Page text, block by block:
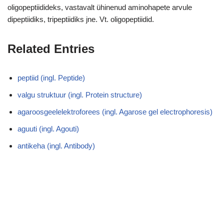
oligopeptiidideks, vastavalt ühinenud aminohapete arvule
dipeptiidiks, tripeptiidiks jne. Vt. oligopeptiidid.
Related Entries
peptiid (ingl. Peptide)
valgu struktuur (ingl. Protein structure)
agaroosgeelelektroforees (ingl. Agarose gel electrophoresis)
aguuti (ingl. Agouti)
antikeha (ingl. Antibody)